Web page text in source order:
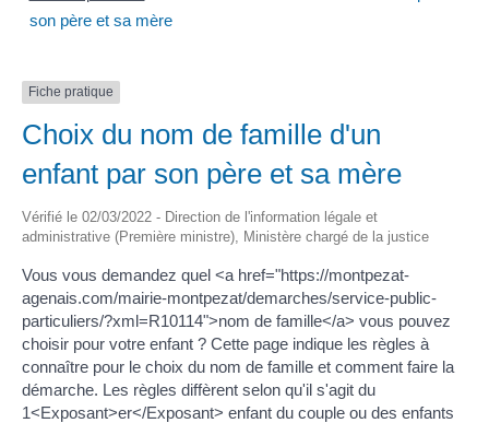
son père et sa mère
Fiche pratique
Choix du nom de famille d'un
enfant par son père et sa mère
Vérifié le 02/03/2022 - Direction de l'information légale et
administrative (Première ministre), Ministère chargé de la justice
Vous vous demandez quel <a href="https://montpezat-
agenais.com/mairie-montpezat/demarches/service-public-
particuliers/?xml=R10114">nom de famille</a> vous pouvez
choisir pour votre enfant ? Cette page indique les règles à
connaître pour le choix du nom de famille et comment faire la
démarche. Les règles diffèrent selon qu'il s'agit du
1<Exposant>er</Exposant> enfant du couple ou des enfants